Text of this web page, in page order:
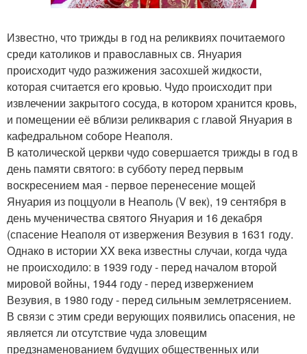
Известно, что трижды в год на реликвиях почитаемого
среди католиков и православных св. Януария
происходит чудо разжижения засохшей жидкости,
которая считается его кровью. Чудо происходит при
извлечении закрытого сосуда, в котором хранится кровь,
и помещении её вблизи реликвария с главой Януария в
кафедральном соборе Неаполя.
В католической церкви чудо совершается трижды в год в
день памяти святого: в субботу перед первым
воскресением мая - первое перенесение мощей
Януария из поццуоли в Неаполь (V век), 19 сентября в
день мученичества святого Януария и 16 декабря
(спасение Неаполя от извержения Везувия в 1631 году.
Однако в истории XX века известны случаи, когда чуда
не происходило: в 1939 году - перед началом второй
мировой войны, 1944 году - перед извержением
Везувия, в 1980 году - перед сильным землетрясением.
В связи с этим среди верующих появились опасения, не
является ли отсутствие чуда зловещим
предзнаменованием будущих общественных или